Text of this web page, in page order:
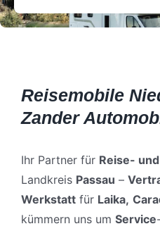
Reisemobile
Zander
Ihr Partner für Reise-
Landkreis Passau –
Werkstattfür Laika,
kümmern uns um Service